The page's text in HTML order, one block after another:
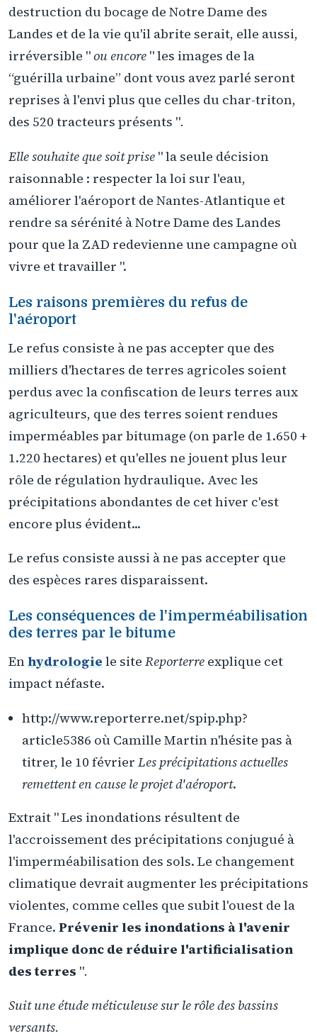
destruction du bocage de Notre Dame des
Landes et de la vie qu'il abrite serait, elle aussi,
irréversible "ou encore " les images de la
“guérilla urbaine” dont vous avez parlé seront
reprises à l'envi plus que celles du char-triton,
des 520 tracteurs présents ".
Elle souhaite que soit prise " la seule décision
raisonnable : respecter la loi sur l'eau,
améliorer l'aéroport de Nantes-Atlantique et
rendre sa sérénité à Notre Dame des Landes
pour que la ZAD redevienne une campagne où
vivre et travailler ".
Les raisons premières du refus de
l'aéroport
Le refus consiste à ne pas accepter que des
milliers d'hectares de terres agricoles soient
perdus avec la confiscation de leurs terres aux
agriculteurs, que des terres soient rendues
imperméables par bitumage (on parle de 1.650 +
1.220 hectares) et qu'elles ne jouent plus leur
rôle de régulation hydraulique. Avec les
précipitations abondantes de cet hiver c'est
encore plus évident...
Le refus consiste aussi à ne pas accepter que
des espèces rares disparaissent.
Les conséquences de l'imperméabilisation
des terres par le bitume
Enhydrologie le site Reporterre explique cet
impact néfaste.
http://www.reporterre.net/spip.php?
article5386 où Camille Martin n'hésite pas à
titrer, le 10 févrierLes précipitations actuelles
remettent en cause le projet d'aéroport.
Extrait " Les inondations résultent de
l'accroissement des précipitations conjugué à
l'imperméabilisation des sols. Le changement
climatique devrait augmenter les précipitations
violentes, comme celles que subit l'ouest de la
France. Prévenir les inondations à l'avenir
implique donc de réduire l'artificialisation
des terres ".
Suit une étude méticuleuse sur le rôle des bassins
versants.